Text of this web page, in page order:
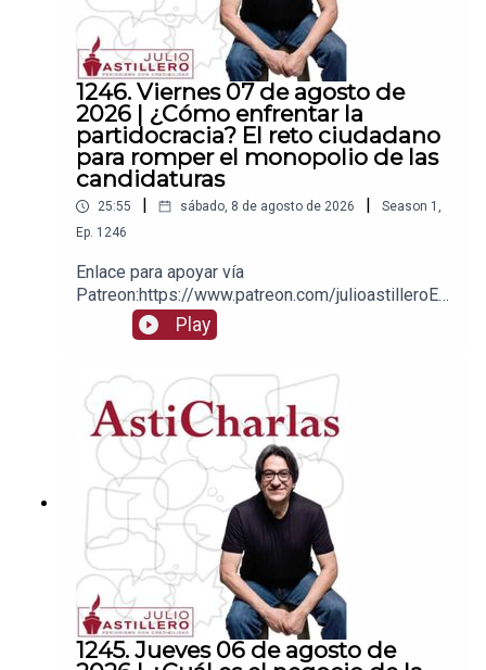
1246. Viernes 07 de agosto de
2026 | ¿Cómo enfrentar la
partidocracia? El reto ciudadano
para romper el monopolio de las
candidaturas
25:55 sábado, 8 de agosto de 2026 Season 1 ,
Ep. 1246
Enlace para apoyar vía
Patreon:https://www.patreon.com/julioastilleroEnl
ace para hacer donaciones vía
PayPal:https://www.paypal.me/julioastilleroCuent
nombre de Julio Hernández López:
1539408017CLABE: 012 320 01539408017
2Tienda:https://julioastillerotienda.com/
Play
1245. Jueves 06 de agosto de